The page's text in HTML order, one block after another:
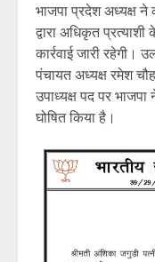
भाजपा प्रदेश अध्यक्ष ने
द्वारा अधिकृत
कार्रवाई जारी
पंचायत अध्यक्ष रमेश
उपाध्यक्ष पद पर
घोषित किया है।